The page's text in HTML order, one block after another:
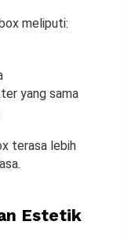
meliputi:
yang sama
terasa lebih
Estetik